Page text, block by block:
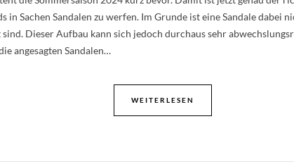
in Sachen Sandalen zu werfen. Im Grunde ist eine Sandale dabei
Dieser Aufbau kann sich jedoch durchaus sehr
angesagten Sandalen…
WEITERLESEN